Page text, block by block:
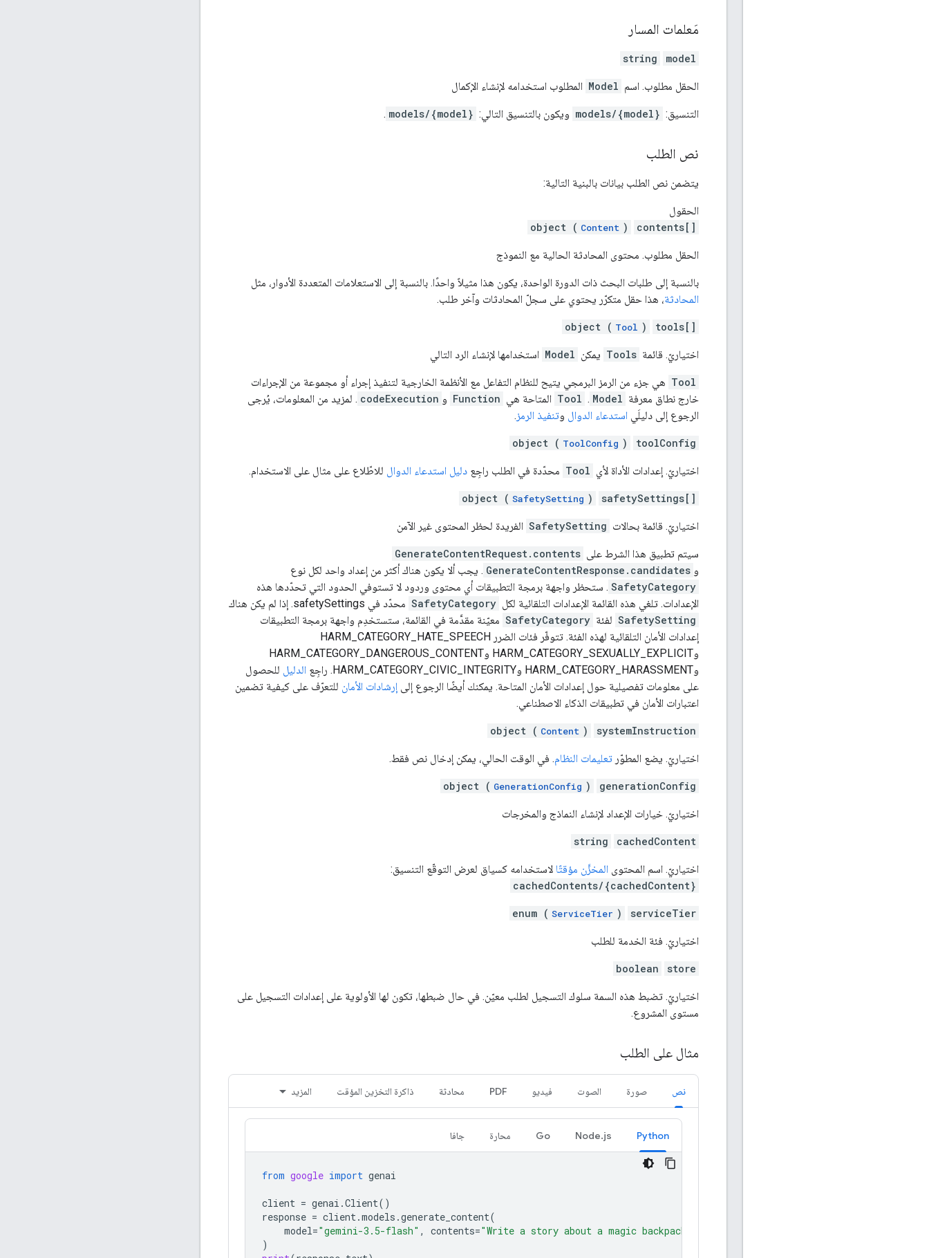
مَعلمات المسار
model
string
الحقل مطلوب. اسم Model المطلوب استخدامه لإنشاء الإكمال
التنسيق: models/{model} ويكون بالتنسيق التالي: models/{model}
.
نص الطلب
يتضمن نص الطلب بيانات بالبنية التالية:
الحقول
contents[]
object ( Content )
الحقل مطلوب. محتوى المحادثة الحالية مع النموذج
بالنسبة إلى طلبات البحث ذات الدورة الواحدة، يكون هذا مثيلاً واحدًا. بالنسبة إلى الاستعلامات المتعددة الأدوار، مثل
المحادثة، هذا حقل متكرّر يحتوي على سجلّ المحادثات وآخر طلب.
tools[]
object ( Tool )
اختياريّ. قائمة Tools يمكن Model استخدامها لإنشاء الرد التالي
Tool هي جزء من الرمز البرمجي يتيح للنظام التفاعل مع الأنظمة الخارجية لتنفيذ إجراء أو مجموعة من الإجراءات
خارج نطاق معرفة Model
.
Tool المتاحة هي Function و codeExecution . لمزيد من المعلومات، يُرجى
الرجوع إلى دليلَي استدعاء الدوال وتنفيذ الرمز.
toolConfig
object ( ToolConfig )
اختياريّ. إعدادات الأداة لأي Tool محدّدة في الطلب راجِع دليل استدعاء الدوال للاطّلاع على مثال على الاستخدام.
safetySettings[]
object ( SafetySetting )
اختياريّ. قائمة بحالات SafetySetting الفريدة لحظر المحتوى غير الآمن
سيتم تطبيق هذا الشرط على GenerateContentRequest.contents
و GenerateContentResponse.candidates . يجب ألا يكون هناك أكثر من إعداد واحد لكل نوع
SafetyCategory . ستحظر واجهة برمجة التطبيقات أي محتوى وردود لا تستوفي الحدود التي تحدّدها هذه
الإعدادات. تلغي هذه القائمة الإعدادات التلقائية لكل SafetyCategory محدّد في safetySettings. إذا لم يكن هناك
SafetySetting لفئة SafetyCategory معيّنة مقدَّمة في القائمة، ستستخدِم واجهة برمجة التطبيقات
إعدادات الأمان التلقائية لهذه الفئة. تتوفّر فئات الضرر HARM_CATEGORY_HATE_SPEECH
وHARM_CATEGORY_SEXUALLY_EXPLICIT وHARM_CATEGORY_DANGEROUS_CONTENT
وHARM_CATEGORY_HARASSMENT وHARM_CATEGORY_CIVIC_INTEGRITY. راجِع
الدليل للحصول
على معلومات تفصيلية حول إعدادات الأمان المتاحة. يمكنك أيضًا الرجوع إلى إرشادات الأمان للتعرّف على كيفية تضمين
اعتبارات الأمان في تطبيقات الذكاء الاصطناعي.
systemInstruction
object ( Content )
اختياريّ. يضع المطوّر تعليمات النظام. في الوقت الحالي، يمكن إدخال نص فقط.
generationConfig
object ( GenerationConfig )
اختياريّ. خيارات الإعداد لإنشاء النماذج والمخرجات
cachedContent
string
اختياريّ. اسم المحتوى المخزَّن مؤقتًا لاستخدامه كسياق لعرض التوقّع التنسيق:
cachedContents/{cachedContent}
serviceTier
enum ( ServiceTier )
اختياريّ. فئة الخدمة للطلب
store
boolean
اختياريّ. تضبط هذه السمة سلوك التسجيل لطلب معيّن. في حال ضبطها، تكون لها الأولوية على إعدادات التسجيل على
مستوى المشروع.
مثال على الطلب
نص صورة الصوت فيديو PDF محادثة ذاكرة التخزين المؤقت المزيد
Python
Node.js
Go محارة جافا
from google import genai
client = genai .Client()
response = client.models .generate_content(
model="gemini-3.5-flash" , contents="Write a story about a magic backpack."
)